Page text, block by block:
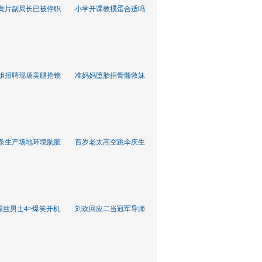
片副局长已被停职 小学开课教掼蛋合适吗
招聘现场美腿抢镜 准妈妈堕胎捐骨髓救妹
生产场地环境肮脏 百岁老太高空跳伞庆生
丝男士4>爆笑开机 刘欢回应二当冠军导师